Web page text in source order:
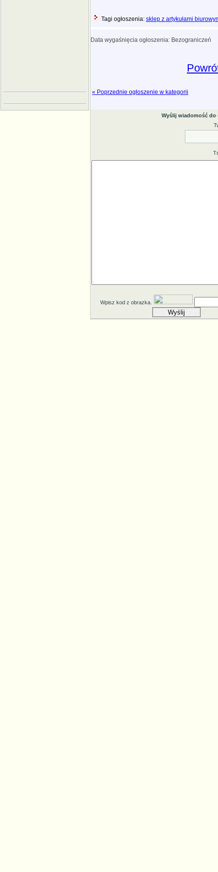
Tagi ogłoszenia: sklep z artykułami
Data wygaśnięcia ogłoszenia: Bezograniczeń
« Poprzednie ogłoszenie w kategorii
Wyślij wiadomość
Wpisz kod z obrazka.